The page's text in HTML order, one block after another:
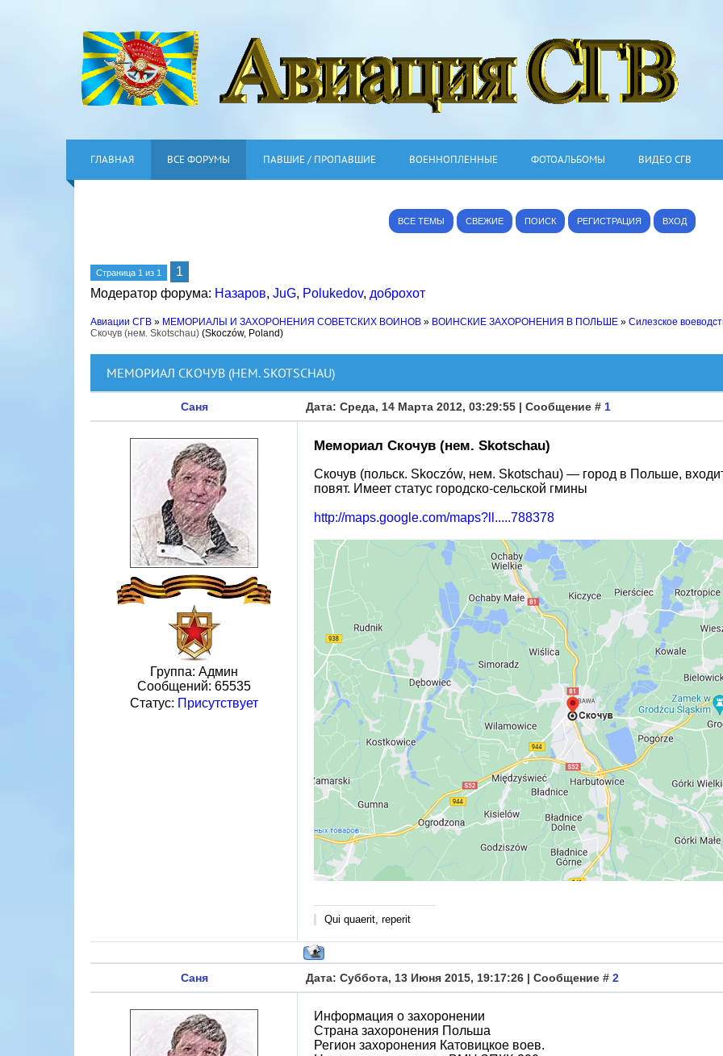
ГЛАВНАЯ ВСЕ ФОРУМЫ ПАВШИЕ / ПРОПАВШИЕ ВОЕННОПЛЕННЫЕ ФОТОАЛЬБОМЫ ВИДЕО СГВ
ВСЕ ТЕМЫ СВЕЖИЕ ПОИСК РЕГИСТРАЦИЯ ВХОД
Страница 1 из 1
1
Модератор форума: Назаров, JuG, Polukedov, доброхот
Авиации СГВ » МЕМОРИАЛЫ И ЗАХОРОНЕНИЯ СОВЕТСКИХ ВОИНОВ » ВОИНСКИЕ ЗАХОРОНЕНИЯ В ПОЛЬШЕ » Силезское
Скочув (нем. Skotschau) (Skoczów, Poland)
МЕМОРИАЛ СКОЧУВ (НЕМ. SKOTSCHAU)
Саня Дата: Среда, 14 Марта 2012, 03:29:55 | Сообщение # 1
Группа: Админ
Сообщений: 65535
Статус: Присутствует
Мемориал Скочув (нем. Skotschau)
Скочув (польск. Skoczów, нем. Skotschau) — город в Польше,
повят. Имеет статус городско-сельской гмины
http://maps.google.com/maps?ll.....788378
Qui quaerit, reperit
Саня Дата: Суббота, 13 Июня 2015, 19:17:26 | Сообщение # 2
Информация о захоронении
Страна захоронения Польша
Регион захоронения Катовицкое воев.